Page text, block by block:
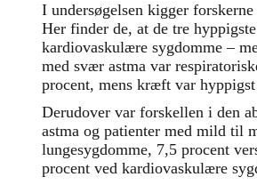
I undersøgelsen kigger
Her finder de, at de tre
kardiovaskulære sygdomme –
med svær astma var
procent, mens kræft var
Derudover var forskellen i den
astma og patienter med mild til
lungesygdomme, 7,5 procent
procent ved kardiovaskulære